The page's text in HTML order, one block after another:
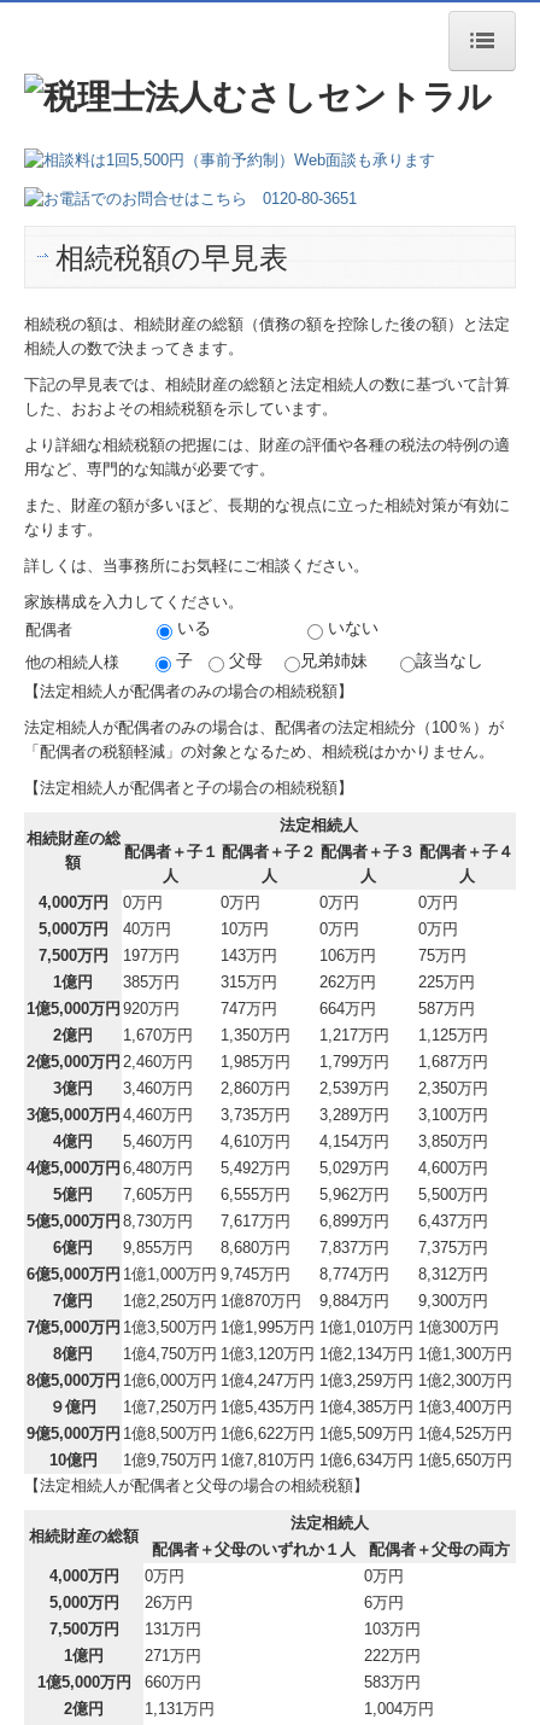
トップページ
会社案内
業務案内
交通案内
よくある質問
相続税額の早見表
相続税の額は、相続財産の総額（債務の額を控除した後の額）と法定
相続人の数で決まってきます。
下記の早見表では、相続財産の総額と法定相続人の数に基づいて計算
した、おおよその相続税額を示しています。
より詳細な相続税額の把握には、財産の評価や各種の税法の特例の適
用など、専門的な知識が必要です。
また、財産の額が多いほど、長期的な視点に立った相続対策が有効に
なります。
詳しくは、当事務所にお気軽にご相談ください。
家族構成を入力してください。
配偶者
いる いない
他の相続人様 子 父母 兄弟姉妹 該当なし
【法定相続人が配偶者のみの場合の相続税額】
法定相続人が配偶者のみの場合は、配偶者の法定相続分（100％）が
「配偶者の税額軽減」の対象となるため、相続税はかかりません。
【法定相続人が配偶者と子の場合の相続税額】
相続財産の総
額
法定相続人
配偶者＋子１
人
配偶者＋子２
人
配偶者＋子３
人
配偶者＋子４
人
4,000万円
0万円 0万円 0万円
0万円
5,000万円
40万円 10万円 0万円
0万円
7,500万円
197万円 143万円 106万円
75万円
1億円
385万円 315万円 262万円
225万円
1億5,000万円 920万円 747万円 664万円
587万円
2億円
1,670万円 1,350万円 1,217万円
1,125万円
2億5,000万円 2,460万円 1,985万円 1,799万円
1,687万円
3億円
3,460万円 2,860万円 2,539万円
2,350万円
3億5,000万円 4,460万円 3,735万円 3,289万円
3,100万円
4億円
5,460万円 4,610万円 4,154万円
3,850万円
4億5,000万円 6,480万円 5,492万円 5,029万円
4,600万円
5億円
7,605万円 6,555万円 5,962万円
5,500万円
5億5,000万円 8,730万円 7,617万円 6,899万円
6,437万円
6億円
9,855万円 8,680万円 7,837万円
7,375万円
6億5,000万円 1億1,000万円 9,745万円 8,774万円
8,312万円
7億円
1億2,250万円 1億870万円 9,884万円
9,300万円
7億5,000万円 1億3,500万円 1億1,995万円 1億1,010万円 1億300万円
8億円
1億4,750万円 1億3,120万円 1億2,134万円 1億1,300万円
8億5,000万円 1億6,000万円 1億4,247万円 1億3,259万円 1億2,300万円
９億円
1億7,250万円 1億5,435万円 1億4,385万円 1億3,400万円
9億5,000万円 1億8,500万円 1億6,622万円 1億5,509万円 1億4,525万円
10億円
1億9,750万円 1億7,810万円 1億6,634万円 1億5,650万円
【法定相続人が配偶者と父母の場合の相続税額】
相続財産の総額
法定相続人
配偶者＋父母のいずれか１人
配偶者＋父母の両方
4,000万円
0万円
0万円
5,000万円
26万円
6万円
7,500万円
131万円
103万円
1億円
271万円
222万円
1億5,000万円
660万円
583万円
2億円
1,131万円
1,004万円